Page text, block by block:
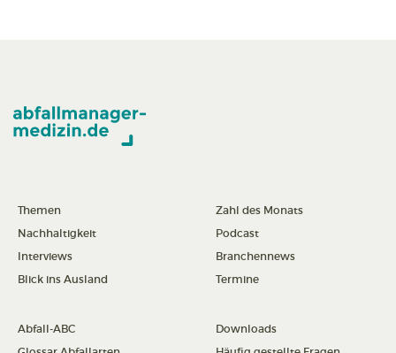
Themen
Nachhaltigkeit
Interviews
Blick ins Ausland
Zahl des Monats
Podcast
Branchennews
Termine
Abfall-ABC
Downloads